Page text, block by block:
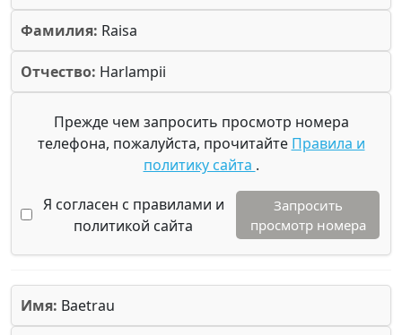
Фамилия: Raisa
Отчество: Harlampii
Прежде чем запросить просмотр номера
телефона, пожалуйста, прочитайте Правила и
политику сайта .
Я согласен с правилами и
политикой сайта
Запросить
просмотр номера
Имя: Baetrau